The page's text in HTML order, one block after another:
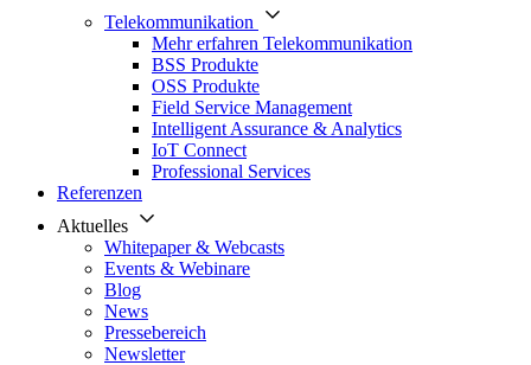
Telekommunikation
Mehr erfahren Telekommunikation
BSS Produkte
OSS Produkte
Field Service Management
Intelligent Assurance & Analytics
IoT Connect
Professional Services
Referenzen
Aktuelles
Whitepaper & Webcasts
Events & Webinare
Blog
News
Pressebereich
Newsletter